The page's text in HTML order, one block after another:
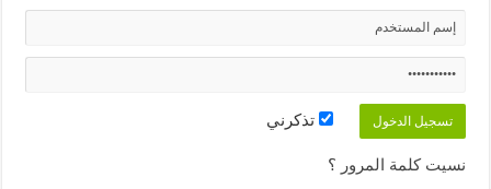
تذكرني
نسيت كلمة المرور ؟